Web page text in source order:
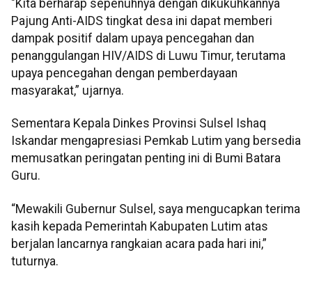
"Kita berharap sepenuhnya dengan dikukuhkannya
Pajung Anti-AIDS tingkat desa ini dapat memberi
dampak positif dalam upaya pencegahan dan
penanggulangan HIV/AIDS di Luwu Timur, terutama
upaya pencegahan dengan pemberdayaan
masyarakat,” ujarnya.
Sementara Kepala Dinkes Provinsi Sulsel Ishaq
Iskandar mengapresiasi Pemkab Lutim yang bersedia
memusatkan peringatan penting ini di Bumi Batara
Guru.
“Mewakili Gubernur Sulsel, saya mengucapkan terima
kasih kepada Pemerintah Kabupaten Lutim atas
berjalan lancarnya rangkaian acara pada hari ini,”
tuturnya.